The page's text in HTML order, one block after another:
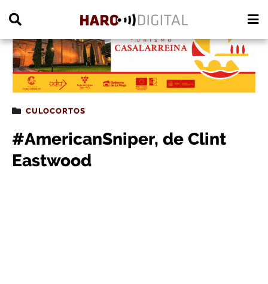
CULOCORTOS
#AmericanSniper, de Clint
Eastwood